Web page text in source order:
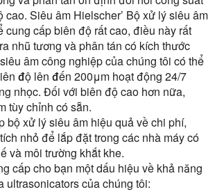
cao. Siêu âm Hielscher’ Bộ xử lý siêu âm
cung cấp biên độ rất cao, điều này rất
nhũ tương và phân tán có kích thước
âm công nghiệp của chúng tôi có thể
độ lên đến 200μm hoạt động 24/7
nhọc. Đối với biên độ cao hơn nữa,
tùy chỉnh có sẵn.
bộ xử lý siêu âm hiệu quả về chi phí,
nhỏ để lắp đặt trong các nhà máy có
và môi trường khắt khe.
cấp cho bạn một dấu hiệu về khả năng
ultrasonicators của chúng tôi: